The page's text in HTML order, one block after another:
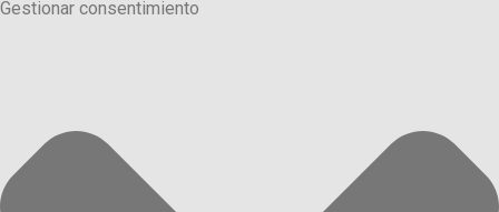
Gestionar consentimiento